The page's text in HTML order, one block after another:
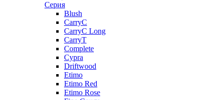
Серия
Blush
CarryC
CarryC Long
CarryT
Complete
Cypra
Driftwood
Etimo
Etimo Red
Etimo Rose